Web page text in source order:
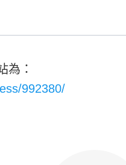
為：
992380/